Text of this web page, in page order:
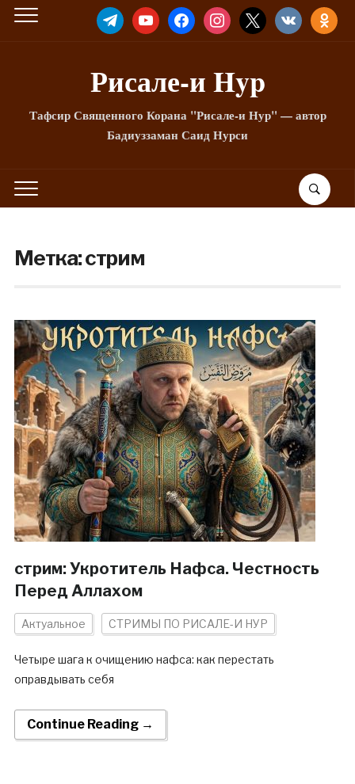
TELEGRAMYOUTUBEFACEBOOKINSTAGRAM
X VKONTAKTE
Рисале-и Hyp
Тафсир Священного Корана "Рисале-и Нур" — автор
Бадиуззаман Саид Нурси
Метка:стрим
стрим: Укротитель Нафса. Честность
Перед Аллахом
Актуальное СТРИМЫ ПО РИСАЛЕ-И НУР
Четыре шага к очищению нафса: как перестать
оправдывать себя
Continue Reading →